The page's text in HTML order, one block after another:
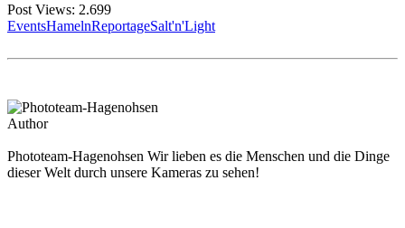
Post Views: 2.699
EventsHamelnReportageSalt'n'Light
Author
Phototeam-Hagenohsen Wir lieben es die Menschen und die Dinge
dieser Welt durch unsere Kameras zu sehen!